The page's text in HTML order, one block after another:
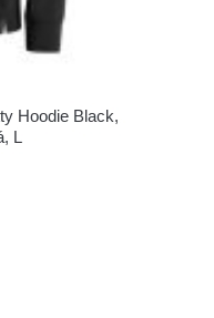
Hoodie Black,
L